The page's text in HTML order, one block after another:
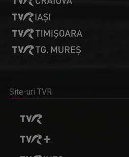
Site-uri TVR